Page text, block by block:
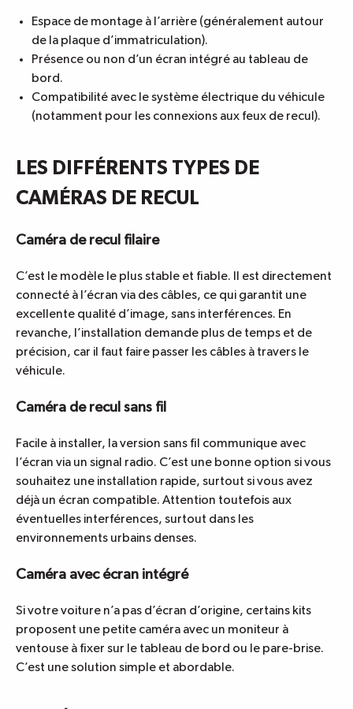
Espace de montage à l’arrière (généralement autour
de la plaque d’immatriculation).
Présence ou non d’un écran intégré au tableau de
bord.
Compatibilité avec le système électrique du véhicule
(notamment pour les connexions aux feux de recul).
LES DIFFÉRENTS TYPES DE
CAMÉRAS DE RECUL
Caméra de recul filaire
C’est le modèle le plus stable et fiable. Il est directement
connecté à l’écran via des câbles, ce qui garantit une
excellente qualité d’image, sans interférences. En
revanche, l’installation demande plus de temps et de
précision, car il faut faire passer les câbles à travers le
véhicule.
Caméra de recul sans fil
Facile à installer, la version sans fil communique avec
l’écran via un signal radio. C’est une bonne option si vous
souhaitez une installation rapide, surtout si vous avez
déjà un écran compatible. Attention toutefois aux
éventuelles interférences, surtout dans les
environnements urbains denses.
Caméra avec écran intégré
Si votre voiture n’a pas d’écran d’origine, certains kits
proposent une petite caméra avec un moniteur à
ventouse à fixer sur le tableau de bord ou le pare-brise.
C’est une solution simple et abordable.